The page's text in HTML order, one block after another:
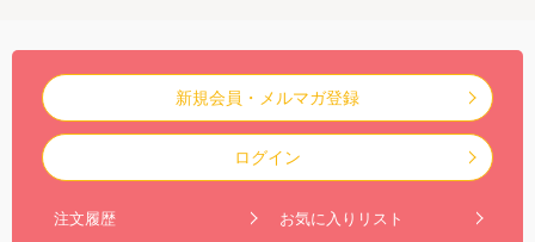
新規会員・メルマガ登録
ログイン
注文履歴 お気に入りリスト